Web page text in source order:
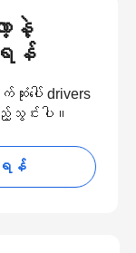
ာ့နဲ့
ရန်
ပေါ် drivers
သွင်းပါ။
ရန်